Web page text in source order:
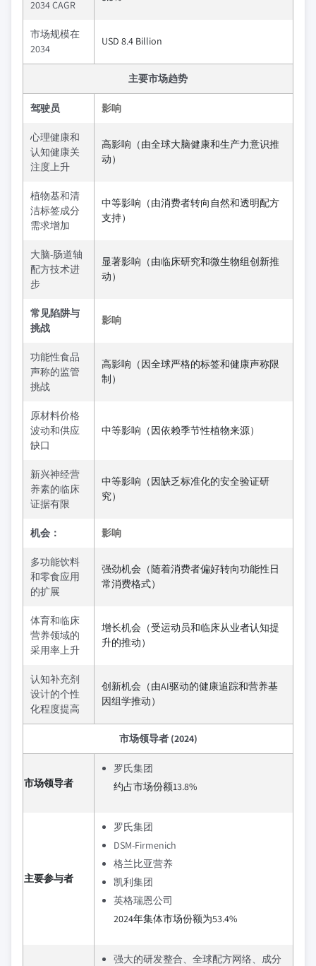
2034 CAGR
市场规模在
2034
USD 8.4 Billion
主要市场趋势
驾驶员 影响
心理健康和
认知健康关
注度上升
高影响（由全球大脑健康和生产力意识推
动）
植物基和清
洁标签成分
需求增加
中等影响（由消费者转向自然和透明配方
支持）
大脑-肠道轴
配方技术进
步
显著影响（由临床研究和微生物组创新推
动）
常见陷阱与
挑战
影响
功能性食品
声称的监管
挑战
高影响（因全球严格的标签和健康声称限
制）
原材料价格
波动和供应
缺口
中等影响（因依赖季节性植物来源）
新兴神经营
养素的临床
证据有限
中等影响（因缺乏标准化的安全验证研
究）
机会： 影响
多功能饮料
和零食应用
的扩展
强劲机会（随着消费者偏好转向功能性日
常消费格式）
体育和临床
营养领域的
采用率上升
增长机会（受运动员和临床从业者认知提
升的推动）
认知补充剂
设计的个性
化程度提高
创新机会（由AI驱动的健康追踪和营养基
因组学推动）
市场领导者 (2024)
市场领导者
罗氏集团
约占市场份额13.8%
主要参与者
罗氏集团
DSM-Firmenich
格兰比亚营养
凯利集团
英格瑞恩公司
2024年集体市场份额为53.4%
强大的研发整合、全球配方网络、成分